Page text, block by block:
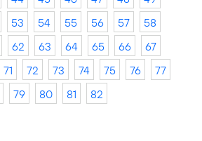
53 54 55 56 57
58
62 63 64 65 66
67
71 72 73 74 75 76
77
79 80 81 82